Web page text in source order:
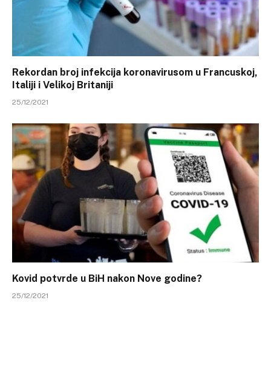
Rekordan broj infekcija koronavirusom u Francuskoj,
Italiji i Velikoj Britaniji
25/12/2021
Kovid potvrde u BiH nakon Nove godine?
25/12/2021